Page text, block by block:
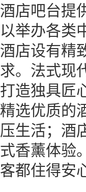
酒店吧台提
以举办各类
酒店设有精
求。法式现
打造独具匠
精选优质的
压生活；酒
式香薰体验
客都住得安